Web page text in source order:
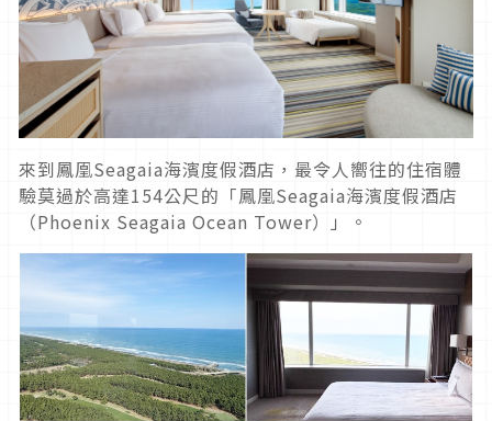
來到鳳凰Seagaia海濱度假酒店，最令人嚮往的住宿體
驗莫過於高達154公尺的「鳳凰Seagaia海濱度假酒店
（Phoenix Seagaia Ocean Tower）」。